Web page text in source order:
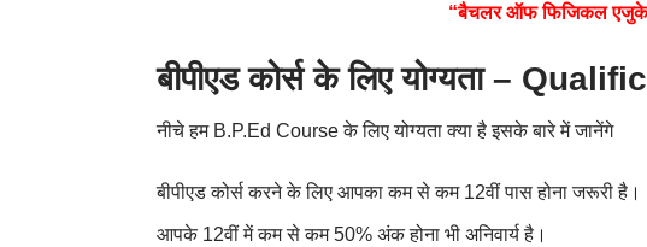
“बैचलर ऑफ फिजिकल
बीपीएड कोर्स के लिए योग्यता –
नीचे हम B.P.Ed Course के लिए योग्यता क्या है इसके बारे में जानेंगे
बीपीएड कोर्स करने के लिए आपका कम से कम 12वीं पास होना जरूरी है।
आपके 12वीं में कम से कम 50% अंक होना भी अनिवार्य है।